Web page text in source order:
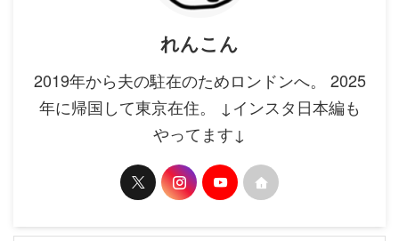
れんこん
2019年から夫の駐在のためロンドンへ。 2025
年に帰国して東京在住。 ↓インスタ日本編も
やってます↓